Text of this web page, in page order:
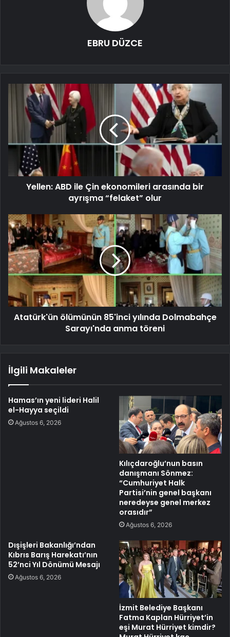
EBRU DÜZCE
Yellen: ABD ile Çin ekonomileri arasında bir
ayrışma “felaket” olur
Atatürk'ün ölümünün 85'inci yılında Dolmabahçe
Sarayı'nda anma töreni
İlgili Makaleler
Hamas’ın yeni lideri Halil
el-Hayya seçildi
Ağustos 6, 2026
Kılıçdaroğlu’nun basın
danışmanı Sönmez:
“Cumhuriyet Halk
Partisi’nin genel başkanı
neredeyse genel merkez
orasıdır”
Ağustos 6, 2026
Dışişleri Bakanlığı’ndan
Kıbrıs Barış Harekatı’nın
52’nci Yıl Dönümü Mesajı
Ağustos 6, 2026
İzmit Belediye Başkanı
Fatma Kaplan Hürriyet’in
eşi Murat Hürriyet kimdir?